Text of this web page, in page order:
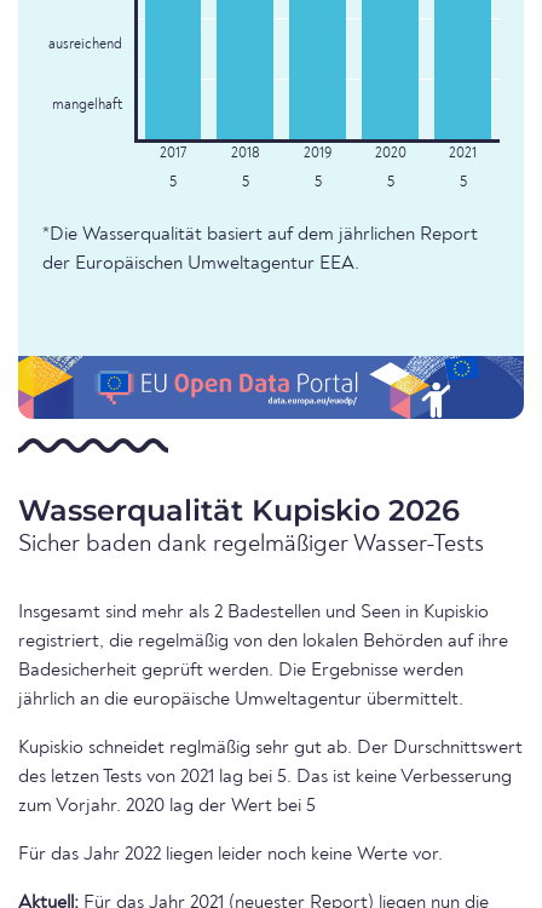
ausreichend
mangelhaft
5 5 5 5 5
*Die Wasserqualität basiert auf dem jährlichen Report
der Europäischen Umweltagentur EEA.
Wasserqualität Kupiskio 2026
Sicher baden dank regelmäßiger Wasser-Tests
Insgesamt sind mehr als 2 Badestellen und Seen in Kupiskio
registriert, die regelmäßig von den lokalen Behörden auf ihre
Badesicherheit geprüft werden. Die Ergebnisse werden
jährlich an die europäische Umweltagentur übermittelt.
Kupiskio schneidet reglmäßig sehr gut ab. Der Durschnittswert
des letzen Tests von 2021 lag bei 5. Das ist keine Verbesserung
zum Vorjahr. 2020 lag der Wert bei 5
Für das Jahr 2022 liegen leider noch keine Werte vor.
Aktuell: Für das Jahr 2021 (neuester Report) liegen nun die